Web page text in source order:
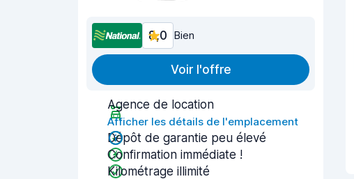
8,0 Bien
Voir l'offre
Agence de location
Afficher les détails de l'emplacement
Dépôt de garantie peu élevé
Confirmation immédiate !
Kilométrage illimité